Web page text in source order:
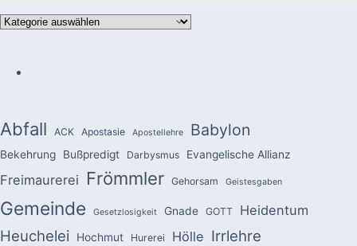
Kategorien
Abfall ACK Apostasie Apostellehre Babylon
Bekehrung Bußpredigt Darbysmus Evangelische Allianz
Freimaurerei Frömmler Gehorsam Geistesgaben
Gemeinde Gesetzlosigkeit Gnade GOTT Heidentum
Heuchelei Hochmut Hurerei Hölle Irrlehre